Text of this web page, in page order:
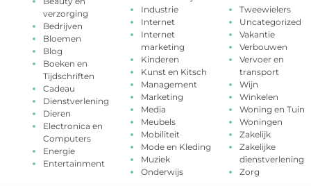
verzorging
Bedrijven
Bloemen
Blog
Boeken en
Tijdschriften
Cadeau
Dienstverlening
Dieren
Electronica en
Computers
Energie
Entertainment
Industrie
Internet
Internet
marketing
Kinderen
Kunst en Kitsch
Management
Marketing
Media
Meubels
Mobiliteit
Mode en Kleding
Muziek
Onderwijs
Tweewielers
Uncategorized
Vakantie
Verbouwen
Vervoer en
transport
Wijn
Winkelen
Woning en Tuin
Woningen
Zakelijk
Zakelijke
dienstverlening
Zorg